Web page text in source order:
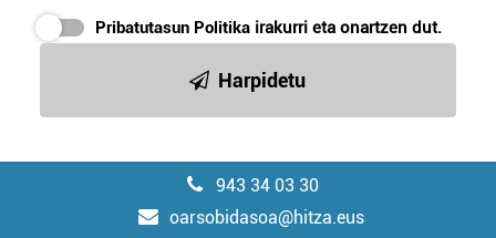
Pribatutasun Politika irakurri eta onartzen dut.
Harpidetu
943 34 03 30
oarsobidasoa@hitza.eus